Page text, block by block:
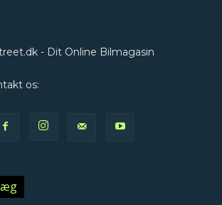
- Dit Online Bilmagasin
os: